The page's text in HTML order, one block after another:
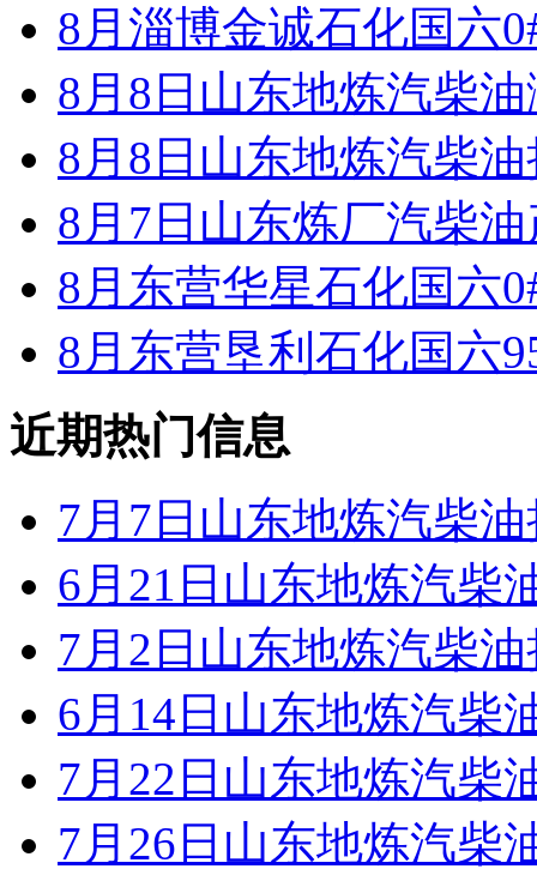
8月淄博金诚石化国六
8月8日山东地炼汽柴
8月8日山东地炼汽柴
8月7日山东炼厂汽柴
8月东营华星石化国六
8月东营垦利石化国六
近期热门信息
7月7日山东地炼汽柴
6月21日山东地炼汽柴
7月2日山东地炼汽柴
6月14日山东地炼汽柴
7月22日山东地炼汽柴
7月26日山东地炼汽柴